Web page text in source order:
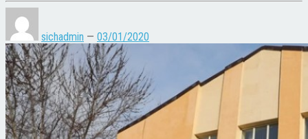
sichadmin — 03/01/2020